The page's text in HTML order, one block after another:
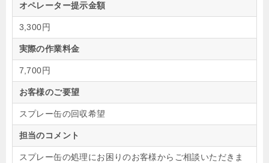
オペレーター提示金額
3,300円
実際の作業料金
7,700円
お客様のご要望
スプレー缶の回収希望
担当のコメント
スプレー缶の処理にお困りのお客様からご相談いただきま